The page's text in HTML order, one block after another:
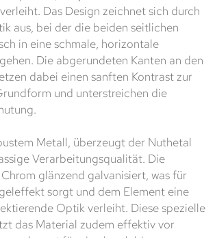
Das Design zeichnet sich durch
aus, bei der die beiden seitlichen
in eine schmale, horizontale
Die abgerundeten Kanten an den
dabei einen sanften Kontrast zur
und unterstreichen die
Metall, überzeugt der Nuthetal
Verarbeitungsqualität. Die
glänzend galvanisiert, was für
sorgt und dem Element eine
Optik verleiht. Diese spezielle
das Material zudem effektiv vor